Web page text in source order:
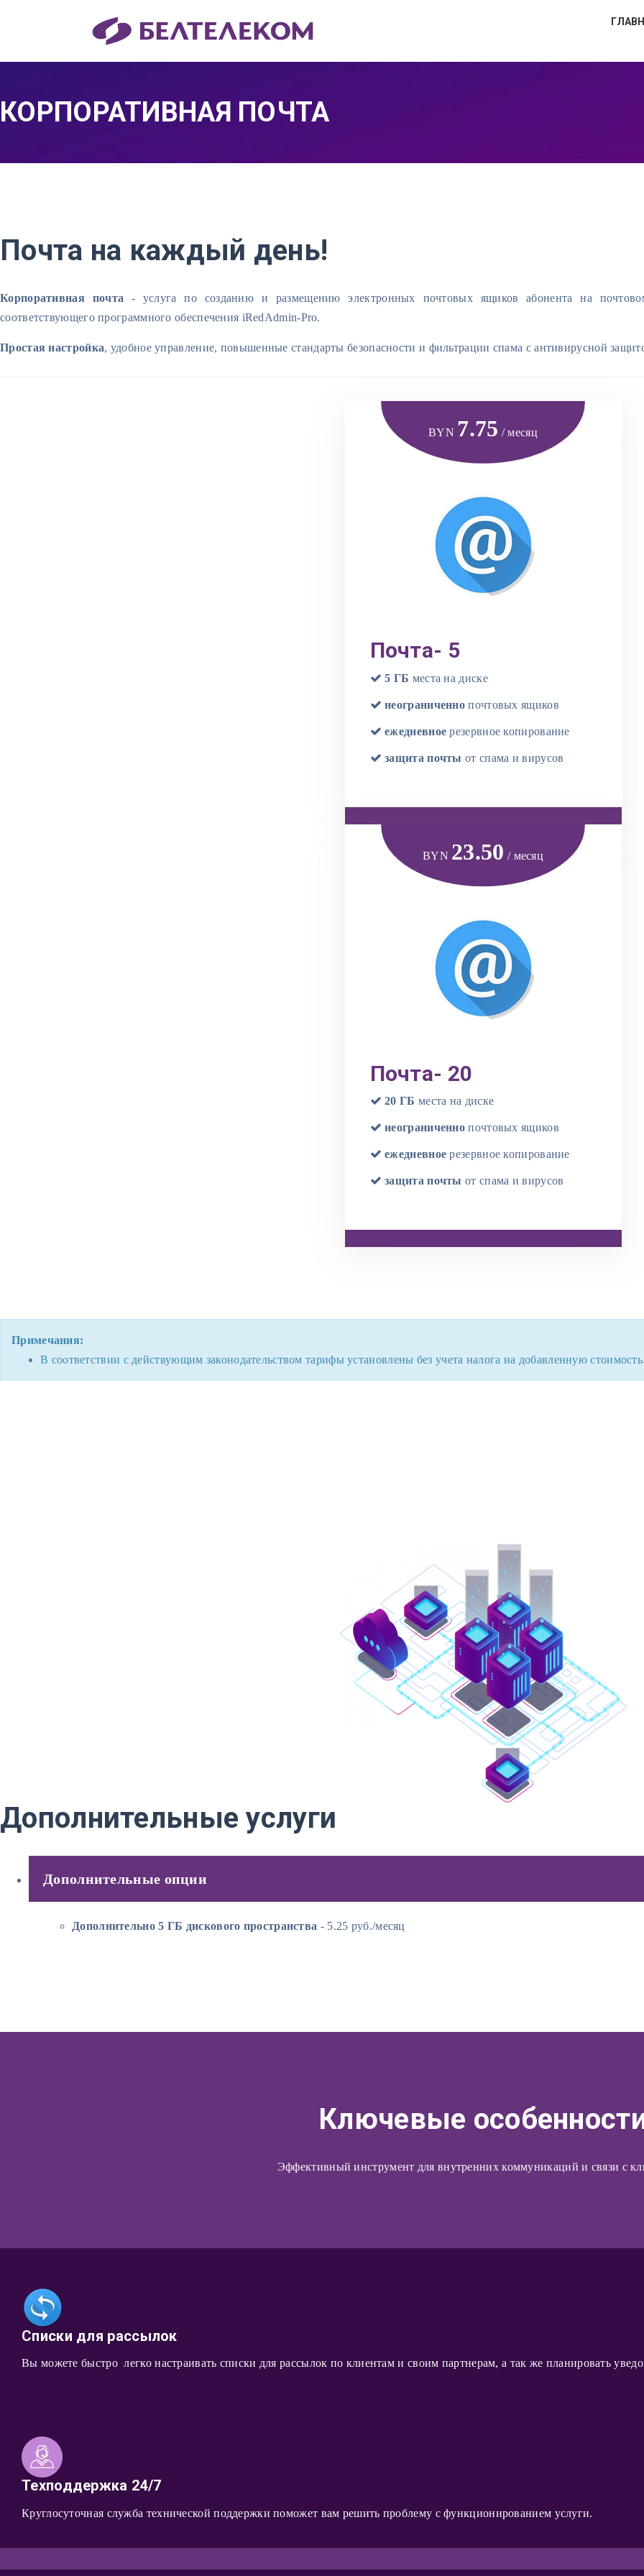
КОРПОРАТИВНАЯ ПОЧТА
Почта на каждый день!
Корпоративная почта - услуга по созданию и размещению электронных почтовых ящиков абонента на
соответствующего программного обеспечения iRedAdmin-Pro.
Простая настройка, удобное управление, повышенные стандарты безопасности и фильтрации спама с антивирусной
BYN 7.75 / месяц
Почта- 5
5 ГБ места на диске
неограниченно почтовых ящиков
ежедневное резервное копирование
защита почты от спама и вирусов
BYN 23.50 / месяц
Почта- 20
20 ГБ места на диске
неограниченно почтовых ящиков
ежедневное резервное копирование
защита почты от спама и вирусов
Примечания:
В соответствии с действующим законодательством тарифы установлены без учета налога на добавленную
Дополнительные услуги
Дополнительные опции
Дополнительно 5 ГБ дискового пространства - 5.25 руб./месяц
Ключевые
Эффективный инструмент для внутренних коммуникаций и связи с
Списки для рассылок
Вы можете быстро легко настраивать списки для рассылок по клиентам и своим партнерам, а так же планировать
Техподдержка 24/7
Круглосуточная служба технической поддержки поможет вам решить проблему с функционированием услуги.